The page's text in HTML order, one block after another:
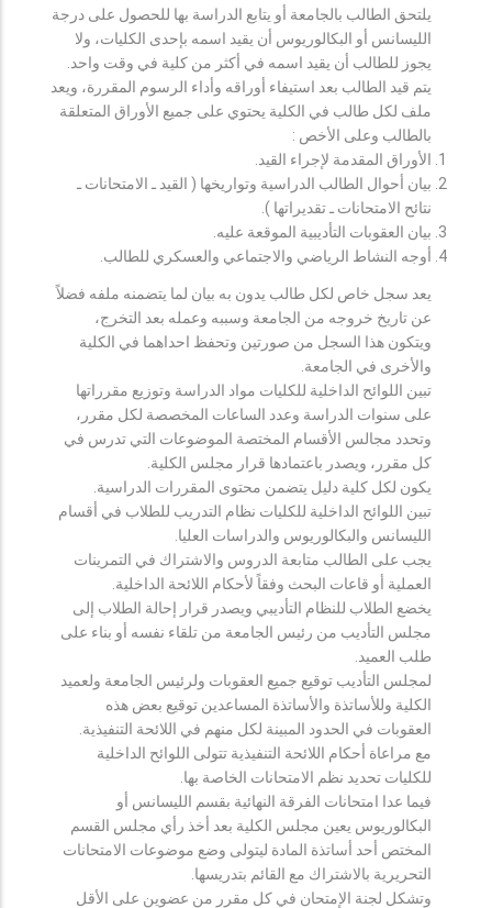
يلتحق الطالب بالجامعة أو يتابع الدراسة بها للحصول على درجة
الليسانس أو البكالوريوس أن يقيد اسمه بإحدى الكليات، ولا
يجوز للطالب أن يقيد اسمه في أكثر من كلية في وقت واحد.
يتم قيد الطالب بعد استيفاء أوراقه وأداء الرسوم المقررة، ويعد
ملف لكل طالب في الكلية يحتوي على جميع الأوراق المتعلقة
بالطالب وعلى الأخص :
الأوراق المقدمة لإجراء القيد.
بيان أحوال الطالب الدراسية وتواريخها ( القيد ـ الامتحانات ـ
نتائح الامتحانات ـ تقديراتها ).
بيان العقوبات التأديبية الموقعة عليه.
أوجه النشاط الرياضي والاجتماعي والعسكري للطالب.
يعد سجل خاص لكل طالب يدون به بيان لما يتضمنه ملفه فضلاً
عن تاريخ خروجه من الجامعة وسببه وعمله بعد التخرج،
ويتكون هذا السجل من صورتين وتحفظ احداهما في الكلية
والأخرى في الجامعة.
تبين اللوائح الداخلية للكليات مواد الدراسة وتوزيع مقرراتها
على سنوات الدراسة وعدد الساعات المخصصة لكل مقرر،
وتحدد مجالس الأقسام المختصة الموضوعات التي تدرس في
كل مقرر، ويصدر باعتمادها قرار مجلس الكلية.
يكون لكل كلية دليل يتضمن محتوى المقررات الدراسية.
تبين اللوائح الداخلية للكليات نظام التدريب للطلاب في أقسام
الليسانس والبكالوريوس والدراسات العليا.
يجب على الطالب متابعة الدروس والاشتراك في التمرينات
العملية أو قاعات البحث وفقاً لأحكام اللائحة الداخلية.
يخضع الطلاب للنظام التأديبي ويصدر قرار إحالة الطلاب إلى
مجلس التأديب من رئيس الجامعة من تلقاء نفسه أو بناء على
طلب العميد.
لمجلس التأديب توقيع جميع العقوبات ولرئيس الجامعة ولعميد
الكلية وللأساتذة والأساتذة المساعدين توقيع بعض هذه
العقوبات في الحدود المبينة لكل منهم في اللائحة التنفيذية.
مع مراعاة أحكام اللائحة التنفيذية تتولى اللوائح الداخلية
للكليات تحديد نظم الامتحانات الخاصة بها.
فيما عدا امتحانات الفرقة النهائية بقسم الليسانس أو
البكالوريوس يعين مجلس الكلية بعد أخذ رأي مجلس القسم
المختص أحد أساتذة المادة ليتولى وضع موضوعات الامتحانات
التحريرية بالاشتراك مع القائم بتدريسها.
وتشكل لجنة الإمتحان في كل مقرر من عضوين على الأقل